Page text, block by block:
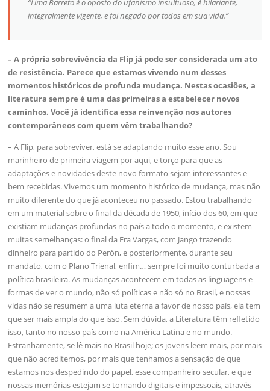
“Lima Barreto é o oposto do ufanismo insultuoso, é hilariante,
integralmente vigente, e foi negado por todos em sua vida.”
– A própria sobrevivência da Flip já pode ser considerada um ato
de resistência. Parece que estamos vivendo num desses
momentos históricos de profunda mudança. Nestas ocasiões, a
literatura sempre é uma das primeiras a estabelecer novos
caminhos. Você já identifica essa reinvenção nos autores
contemporâneos com quem vêm trabalhando?
– A Flip, para sobreviver, está se adaptando muito esse ano. Sou
marinheiro de primeira viagem por aqui, e torço para que as
adaptações e novidades deste novo formato sejam interessantes e
bem recebidas. Vivemos um momento histórico de mudança, mas não
muito diferente do que já aconteceu no passado. Estou trabalhando
em um material sobre o final da década de 1950, início dos 60, em que
existiam mudanças profundas no país a todo o momento, e existem
muitas semelhanças: o final da Era Vargas, com Jango trazendo
dinheiro para partido do Perón, e posteriormente, durante seu
mandato, com o Plano Trienal, enfim… sempre foi muito conturbada a
política brasileira. As mudanças acontecem em todas as linguagens e
formas de ver o mundo, não só políticas e não só no Brasil, e nossas
vidas não se resumem a uma luta eterna a favor de nosso país, ela tem
que ser mais ampla do que isso. Sem dúvida, a Literatura têm refletido
isso, tanto no nosso país como na América Latina e no mundo.
Estranhamente, se lê mais no Brasil hoje; os jovens leem mais, por mais
que não acreditemos, por mais que tenhamos a sensação de que
estamos nos despedindo do papel, esse companheiro secular, e que
nossas memórias estejam se tornando digitais e impessoais, através